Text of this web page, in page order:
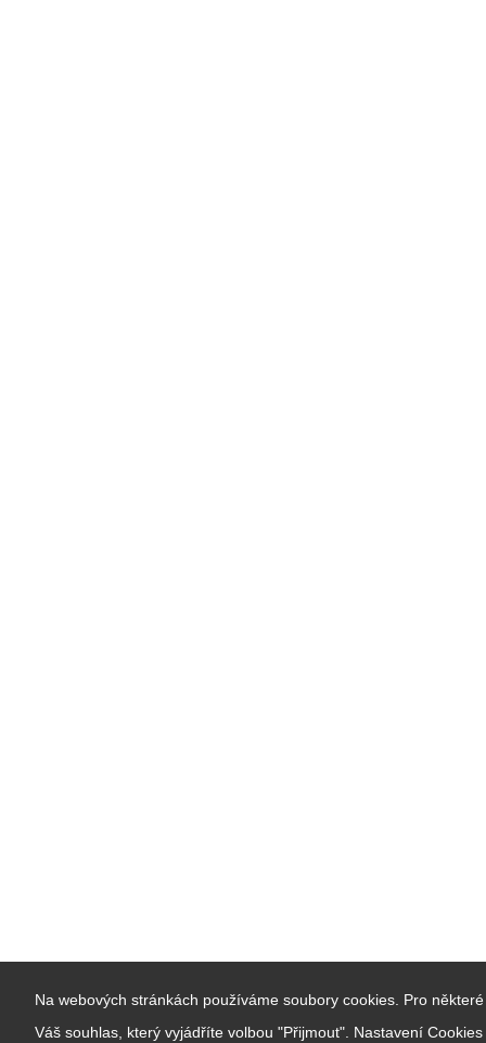
Na webových stránkách používáme soubory cookies. Pro
Váš souhlas, který vyjádříte volbou "Přijmout". Nastavení